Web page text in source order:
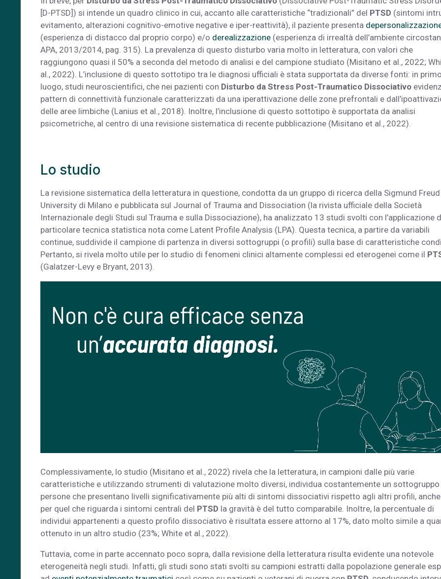
[D-PTSD]) si intende un quadro clinico in cui, accanto alle caratteristiche “tradizionali” del PTSD (sintomi
evitamento, alterazioni cognitivo-emotive negative e iper-reattività), il paziente presenta
(esperienza di distacco dal proprio corpo) e/o derealizzazione (esperienza di irrealtà dell’ambiente
APA, 2013/2014, pag. 315). La prevalenza di questo disturbo varia molto in letteratura, con valori che
raggiungono quasi il 50% a seconda del metodo di analisi e del campione studiato (Misitano et al., 2022;
al., 2022). L’inclusione di questo sottotipo tra le diagnosi ufficiali è stata supportata da diverse fonti: in primo
luogo, studi neuroscientifici, che nei pazienti con Disturbo da Stress Post-Traumatico Dissociativo
pattern di connettività funzionale caratterizzati da una iperattivazione delle zone prefrontali e
delle aree limbiche (Lanius et al., 2018). Inoltre, l’inclusione di questo sottotipo è supportata da analisi
psicometriche, al centro di una revisione sistematica di recente pubblicazione (Misitano et al., 2022).
Lo studio
La revisione sistematica della letteratura in questione, condotta da un gruppo di ricerca della Sigmund Freud
University di Milano e pubblicata sul Journal of Trauma and Dissociation (la rivista ufficiale della Società
Internazionale degli Studi sul Trauma e sulla Dissociazione), ha analizzato 13 studi svolti con l’applicazione
particolare tecnica statistica nota come Latent Profile Analysis (LPA). Questa tecnica, a partire da variabili
continue, suddivide il campione di partenza in diversi sottogruppi (o profili) sulla base di caratteristiche
Pertanto, si rivela molto utile per lo studio di fenomeni clinici altamente complessi ed eterogenei come il
(Galatzer-Levy e Bryant, 2013).
Complessivamente, lo studio (Misitano et al., 2022) rivela che la letteratura, in campioni dalle più varie
caratteristiche e utilizzando strumenti di valutazione molto diversi, individua costantemente un sottogruppo
persone che presentano livelli significativamente più alti di sintomi dissociativi rispetto agli altri profili,
per quel che riguarda i sintomi centrali del PTSD la gravità è del tutto comparabile. Inoltre, la percentuale di
individui appartenenti a questo profilo dissociativo è risultata essere attorno al 17%, dato molto simile a
ottenuto in un altro studio (23%; White et al., 2022).
Tuttavia, come in parte accennato poco sopra, dalla revisione della letteratura risulta evidente una notevole
eterogeneità negli studi. Infatti, gli studi sono stati svolti su campioni estratti dalla popolazione generale